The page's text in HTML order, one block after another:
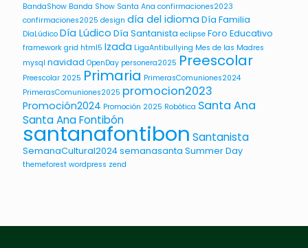
BandaShow Banda Show Santa Ana confirmaciones2023
confirmaciones2025 design día del idioma Día Familia
DíaLúdico Día Lúdico Día Santanista eclipse Foro Educativo
framework grid html5 Izada LigaAntibullying Mes de las Madres
mysql navidad OpenDay personera2025 Preescolar
Preescolar 2025 Primaria PrimerasComuniones2024
PrimerasComuniones2025 promocion2023
Promoción2024 Promoción 2025 Robótica Santa Ana
Santa Ana Fontibón
santanafontibon Santanista
SemanaCultural2024semanasanta Summer Day
themeforest wordpress zend